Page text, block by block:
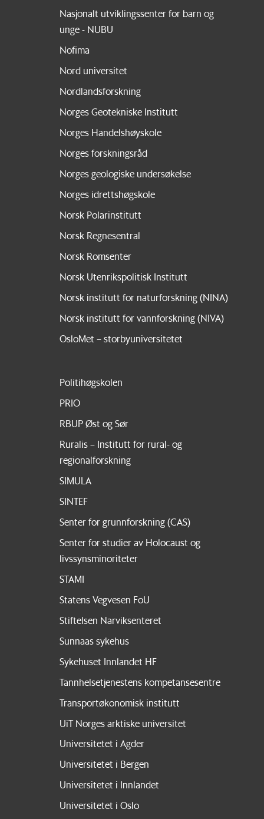
Nasjonalt utviklingssenter for barn og
unge - NUBU
Nofima
Nord universitet
Nordlandsforskning
Norges Geotekniske Institutt
Norges Handelshøyskole
Norges forskningsråd
Norges geologiske undersøkelse
Norges idrettshøgskole
Norsk Polarinstitutt
Norsk Regnesentral
Norsk Romsenter
Norsk Utenrikspolitisk Institutt
Norsk institutt for naturforskning (NINA)
Norsk institutt for vannforskning (NIVA)
OsloMet – storbyuniversitetet
Politihøgskolen
PRIO
RBUP Øst og Sør
Ruralis – Institutt for rural- og
regionalforskning
SIMULA
SINTEF
Senter for grunnforskning (CAS)
Senter for studier av Holocaust og
livssynsminoriteter
STAMI
Statens Vegvesen FoU
Stiftelsen Narviksenteret
Sunnaas sykehus
Sykehuset Innlandet HF
Tannhelsetjenestens kompetansesentre
Transportøkonomisk institutt
UiT Norges arktiske universitet
Universitetet i Agder
Universitetet i Bergen
Universitetet i Innlandet
Universitetet i Oslo